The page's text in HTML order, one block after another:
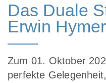
Das Duale
Erwin
Zum 01. Oktober
perfekte